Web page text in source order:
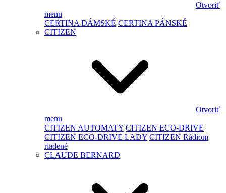
Otvoriť
menu
CERTINA DÁMSKÉ CERTINA PÁNSKÉ
CITIZEN
Otvoriť
menu
CITIZEN AUTOMATY CITIZEN ECO-DRIVE
CITIZEN ECO-DRIVE LADY CITIZEN Rádiom
riadené
CLAUDE BERNARD